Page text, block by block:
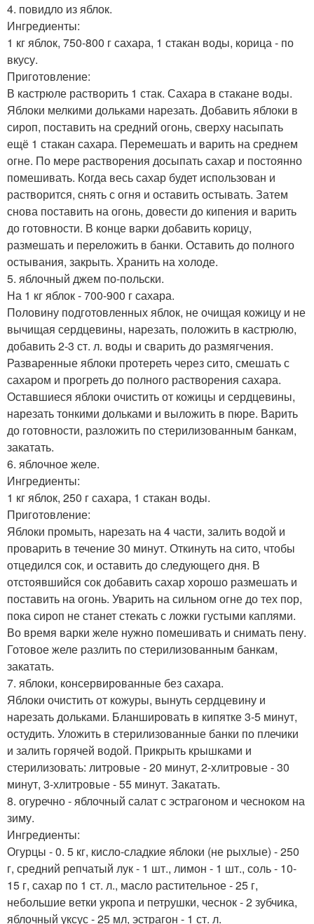
4. повидло из яблок.
Ингредиенты:
1 кг яблок, 750-800 г сахара, 1 стакан воды, корица - по
вкусу.
Приготовление:
В кастрюле растворить 1 стак. Сахара в стакане воды.
Яблоки мелкими дольками нарезать. Добавить яблоки в
сироп, поставить на средний огонь, сверху насыпать
ещё 1 стакан сахара. Перемешать и варить на среднем
огне. По мере растворения досыпать сахар и постоянно
помешивать. Когда весь сахар будет использован и
растворится, снять с огня и оставить остывать. Затем
снова поставить на огонь, довести до кипения и варить
до готовности. В конце варки добавить корицу,
размешать и переложить в банки. Оставить до полного
остывания, закрыть. Хранить на холоде.
5. яблочный джем по-польски.
На 1 кг яблок - 700-900 г сахара.
Половину подготовленных яблок, не очищая кожицу и не
вычищая сердцевины, нарезать, положить в кастрюлю,
добавить 2-3 ст. л. воды и сварить до размягчения.
Разваренные яблоки протереть через сито, смешать с
сахаром и прогреть до полного растворения сахара.
Оставшиеся яблоки очистить от кожицы и сердцевины,
нарезать тонкими дольками и выложить в пюре. Варить
до готовности, разложить по стерилизованным банкам,
закатать.
6. яблочное желе.
Ингредиенты:
1 кг яблок, 250 г сахара, 1 стакан воды.
Приготовление:
Яблоки промыть, нарезать на 4 части, залить водой и
проварить в течение 30 минут. Откинуть на сито, чтобы
отцедился сок, и оставить до следующего дня. В
отстоявшийся сок добавить сахар хорошо размешать и
поставить на огонь. Уварить на сильном огне до тех пор,
пока сироп не станет стекать с ложки густыми каплями.
Во время варки желе нужно помешивать и снимать пену.
Готовое желе разлить по стерилизованным банкам,
закатать.
7. яблоки, консервирoванные без сахара.
Яблоки очистить от кожуры, вынуть сердцевину и
нарезать дольками. Бланшировать в кипятке 3-5 минут,
остудить. Уложить в стерилизованные банки по плечики
и залить горячей водой. Прикрыть крышками и
стерилизовать: литровые - 20 минут, 2-хлитровые - 30
минут, 3-хлитровые - 55 минут. Закатать.
8. огуречно - яблочный салат с эстрагоном и чесноком на
зиму.
Ингредиенты:
Огурцы - 0. 5 кг, кисло-сладкие яблоки (не рыхлые) - 250
г, средний репчатый лук - 1 шт., лимон - 1 шт., соль - 10-
15 г, сахар по 1 ст. л., масло растительное - 25 г,
небольшие ветки укропа и петрушки, чеснок - 2 зубчика,
яблочный уксус - 25 мл, эстрагон - 1 ст. л.